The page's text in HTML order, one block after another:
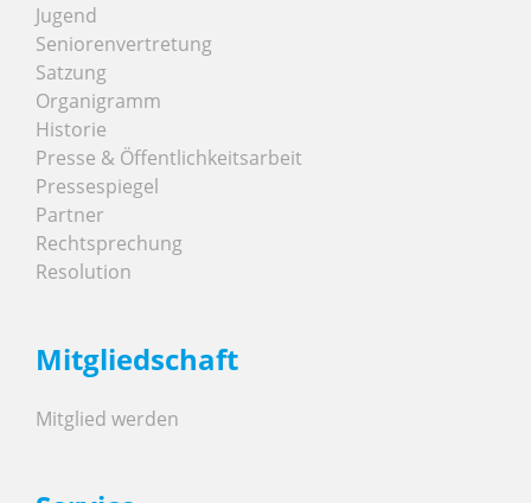
Jugend
Seniorenvertretung
Satzung
Organigramm
Historie
Presse & Öffentlichkeitsarbeit
Pressespiegel
Partner
Rechtsprechung
Resolution
Mitgliedschaft
Mitglied werden